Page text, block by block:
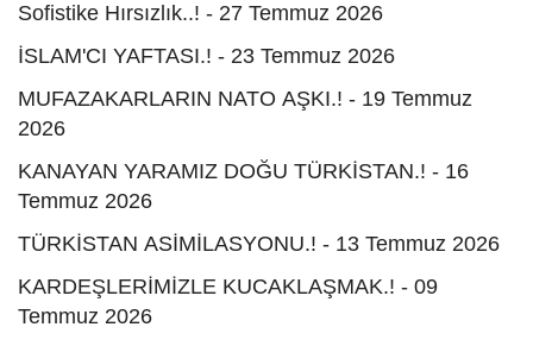
Sofistike Hırsızlık..! - 27 Temmuz 2026
İSLAM'CI YAFTASI.! - 23 Temmuz 2026
MUFAZAKARLARIN NATO AŞKI.! - 19 Temmuz
2026
KANAYAN YARAMIZ DOĞU TÜRKİSTAN.! - 16
Temmuz 2026
TÜRKİSTAN ASİMİLASYONU.! - 13 Temmuz 2026
KARDEŞLERİMİZLE KUCAKLAŞMAK.! - 09
Temmuz 2026